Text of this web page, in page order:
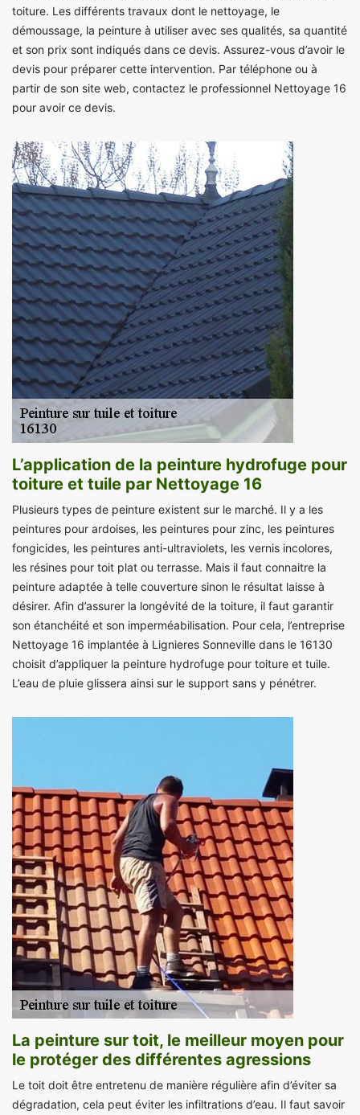
toiture. Les différents travaux dont le nettoyage, le
démoussage, la peinture à utiliser avec ses qualités, sa quantité
et son prix sont indiqués dans ce devis. Assurez-vous d’avoir le
devis pour préparer cette intervention. Par téléphone ou à
partir de son site web, contactez le professionnel Nettoyage 16
pour avoir ce devis.
L’application de la peinture hydrofuge pour
toiture et tuile par Nettoyage 16
Plusieurs types de peinture existent sur le marché. Il y a les
peintures pour ardoises, les peintures pour zinc, les peintures
fongicides, les peintures anti-ultraviolets, les vernis incolores,
les résines pour toit plat ou terrasse. Mais il faut connaitre la
peinture adaptée à telle couverture sinon le résultat laisse à
désirer. Afin d’assurer la longévité de la toiture, il faut garantir
son étanchéité et son imperméabilisation. Pour cela, l’entreprise
Nettoyage 16 implantée à Lignieres Sonneville dans le 16130
choisit d’appliquer la peinture hydrofuge pour toiture et tuile.
L’eau de pluie glissera ainsi sur le support sans y pénétrer.
La peinture sur toit, le meilleur moyen pour
le protéger des différentes agressions
Le toit doit être entretenu de manière régulière afin d’éviter sa
dégradation, cela peut éviter les infiltrations d’eau. Il faut savoir